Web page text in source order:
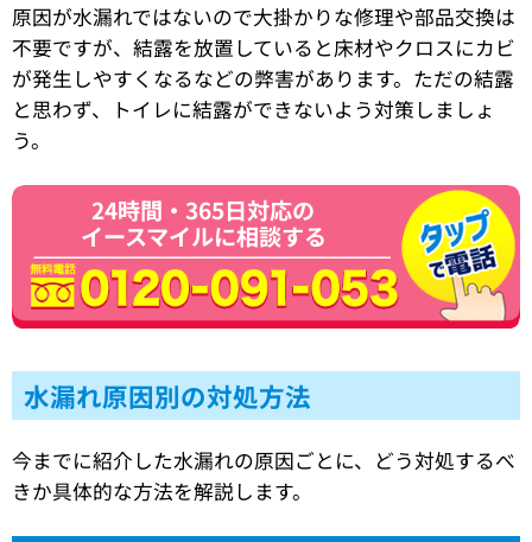
原因が水漏れではないので大掛かりな修理や部品交換は
不要ですが、結露を放置していると床材やクロスにカビ
が発生しやすくなるなどの弊害があります。ただの結露
と思わず、トイレに結露ができないよう対策しましょ
う。
24時間・365日対応の
イースマイルに相談する
水漏れ原因別の対処方法
今までに紹介した水漏れの原因ごとに、どう対処するべ
きか具体的な方法を解説します。